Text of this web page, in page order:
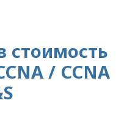
стоимость
/ CCNA